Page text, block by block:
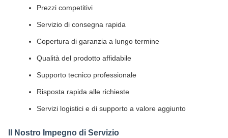
Prezzi competitivi
Servizio di consegna rapida
Copertura di garanzia a lungo termine
Qualità del prodotto affidabile
Supporto tecnico professionale
Risposta rapida alle richieste
Servizi logistici e di supporto a valore aggiunto
Il Nostro Impegno di Servizio